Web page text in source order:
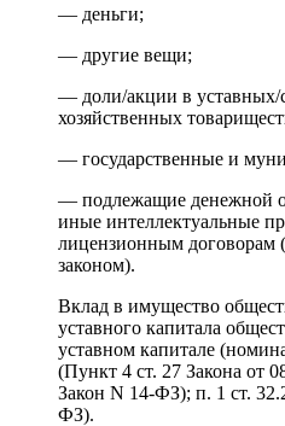
— деньги;
— другие вещи;
— доли/акции в уставных/
хозяйственных
— государственные и
— подлежащие денежной
иные интеллектуальные
лицензионным договорам
законом).
Вклад в имущество
уставного капитала
уставном капитале
(Пункт 4 ст. 27 Закона от
Закон N 14-ФЗ); п. 1 ст.
ФЗ).